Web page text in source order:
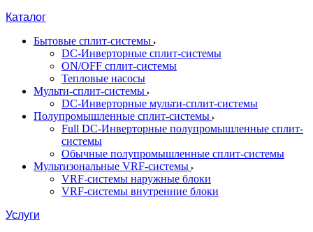
Каталог
Бытовые сплит-системы
DC-Инверторные сплит-системы
ON/OFF сплит-системы
Тепловые насосы
Мульти-сплит-системы
DC-Инверторные мульти-сплит-системы
Полупромышленные сплит-системы
Full DC-Инверторные полупромышленные сплит-
системы
Обычные полупромышленные сплит-системы
Мультизональные VRF-системы
VRF-системы наружные блоки
VRF-системы внутренние блоки
Услуги